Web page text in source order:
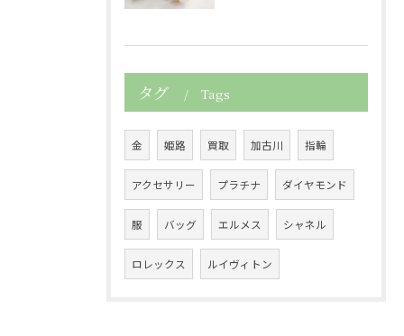
タグ Tags
金 姫路 買取 加古川 指輪
アクセサリー プラチナ ダイヤモンド
服 バッグ エルメス シャネル
ロレックス ルイヴィトン